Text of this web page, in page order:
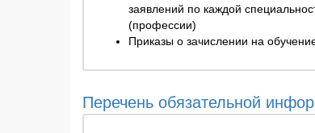
заявлений по каждой
(профессии)
Приказы о зачислении на
Перечень обязательной